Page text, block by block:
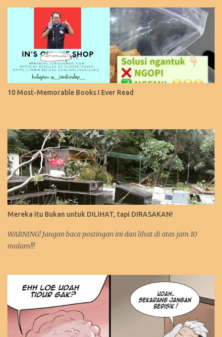
10 Most-Memorable Books I Ever Read
Mereka itu Bukan untuk DILIHAT, tapi DIRASAKAN!
WARNING! Jangan baca postingan ini dan lihat di atas jam 10
malam!!!